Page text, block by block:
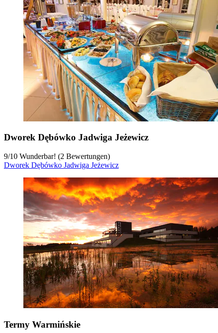
Dworek Dębówko Jadwiga Jeżewicz
9/10 Wunderbar! (2 Bewertungen)
Dworek Dębówko Jadwiga Jeżewicz
Termy Warmińskie